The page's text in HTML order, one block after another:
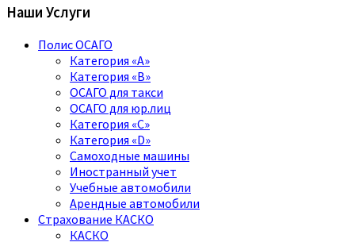
Наши Услуги
Полис ОСАГО
Категория «A»
Категория «B»
ОСАГО для такси
ОСАГО для юр.лиц
Категория «C»
Категория «D»
Самоходные машины
Иностранный учет
Учебные автомобили
Арендные автомобили
Страхование КАСКО
КАСКО